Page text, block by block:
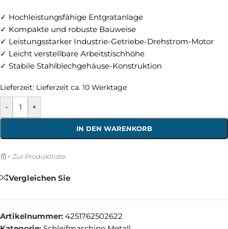
✓ Hochleistungsfähige Entgratanlage
✓ Kompakte und robuste Bauweise
✓ Leistungsstarker Industrie-Getriebe-Drehstrom-Motor
✓ Leicht verstellbare Arbeitstischhöhe
✓ Stabile Stahlblechgehäuse-Konstruktion
Lieferzeit: Lieferzeit ca. 10 Werktage
- +
IN DEN WARENKORB
+ Zur Produktliste
Vergleichen Sie
Artikelnummer: 4251762502622